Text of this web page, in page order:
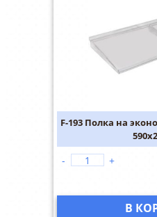
F-193 Полка на
- +
В